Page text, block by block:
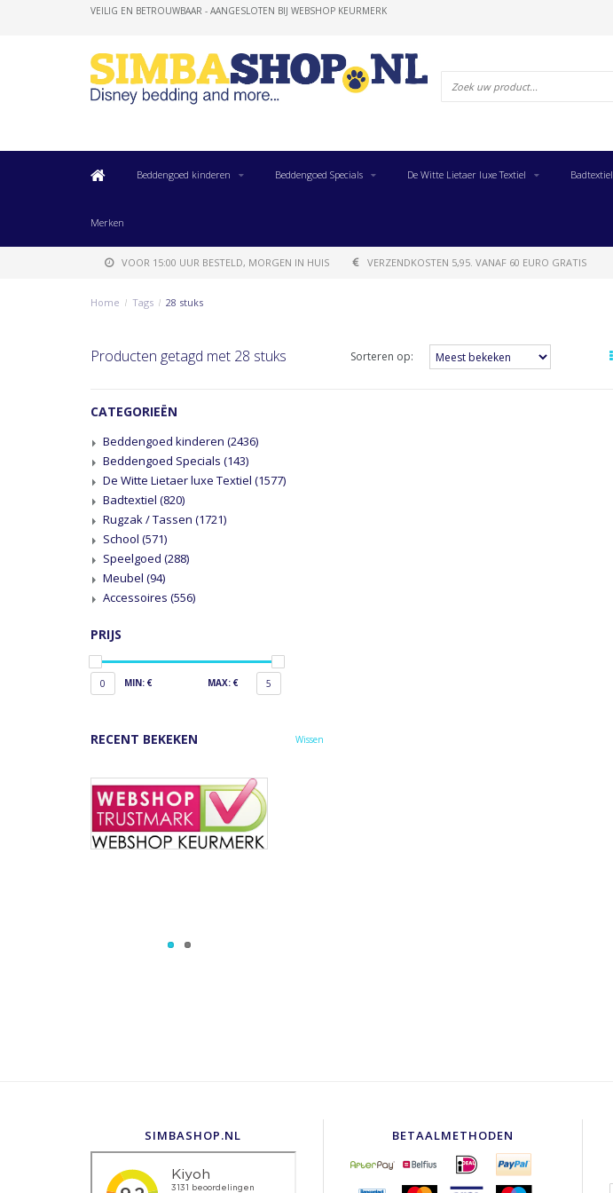
VEILIG EN BETROUWBAAR - AANGESLOTEN BIJ WEBSHOP KEURMERK
Beddengoed kinderen Beddengoed Specials De Witte Lietaer luxe Textiel Badtextiel
Merken
VOOR 15:00 UUR BESTELD, MORGEN IN HUIS VERZENDKOSTEN 5,95. VANAF 60 EURO GRATIS
Home / Tags / 28 stuks
Producten getagd met 28 stuks Sorteren op:
CATEGORIEËN
Beddengoed kinderen (2436)
Beddengoed Specials (143)
De Witte Lietaer luxe Textiel (1577)
Badtextiel (820)
Rugzak / Tassen (1721)
School (571)
Speelgoed (288)
Meubel (94)
Accessoires (556)
PRIJS
0 MIN: € MAX: € 5
RECENT BEKEKEN Wissen
SIMBASHOP.NL BETAALMETHODEN